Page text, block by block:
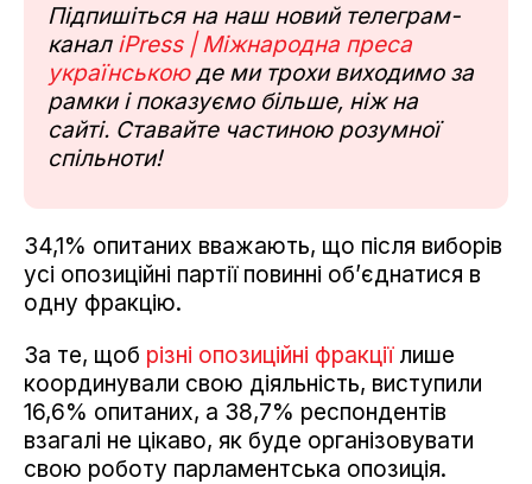
Підпишіться на наш новий телеграм-
канал iPress | Міжнародна преса
українськоюде ми трохи виходимо за
рамки і показуємо більше, ніж на
сайті. Ставайте частиною розумної
спільноти!
34,1% опитаних вважають, що після виборів
усі опозиційні партії повинні об’єднатися в
одну фракцію.
За те, щоб різні опозиційні фракції лише
координували свою діяльність, виступили
16,6% опитаних, а 38,7% респондентів
взагалі не цікаво, як буде організовувати
свою роботу парламентська опозиція.